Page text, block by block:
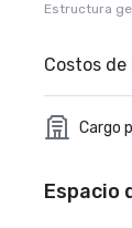
Estructura
Costos de
Cargo
Espacio